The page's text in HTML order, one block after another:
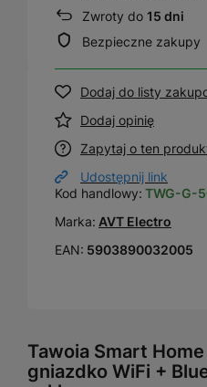
Zwroty do 15 dni
Bezpieczne zakupy
Dodaj do listy
Dodaj opinię
Zapytaj o ten
Udostępnij link
Kod handlowy: TWG-G-
Marka: AVT Electro
EAN: 5903890032005
Tawoia Smart
gniazdko WiFi +